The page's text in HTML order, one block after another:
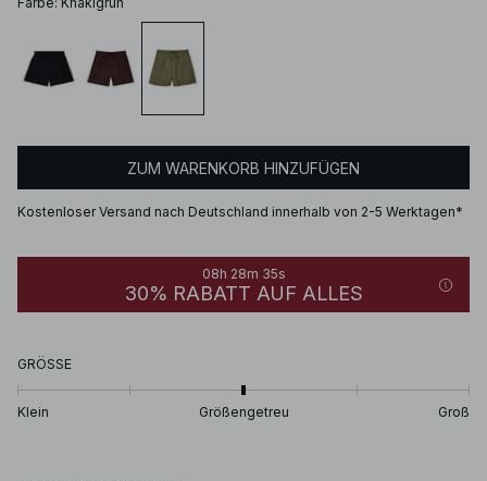
ZUM WARENKORB HINZUFÜGEN
Kostenloser Versand nach Deutschland innerhalb von 2-5 Werktagen*
08h 28m 35s
30% RABATT AUF ALLES
GRÖSSE
Klein Größengetreu Groß